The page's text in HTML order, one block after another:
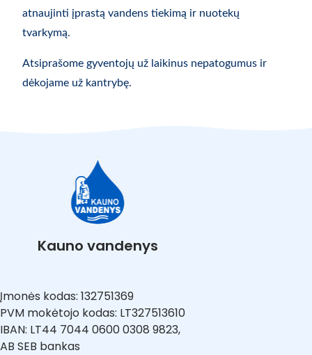
atnaujinti įprastą vandens tiekimą ir nuotekų
tvarkymą.
Atsiprašome gyventojų už laikinus nepatogumus ir
dėkojame už kantrybę.
Kauno vandenys
Įmonės kodas: 132751369
PVM mokėtojo kodas: LT327513610
IBAN: LT44 7044 0600 0308 9823,
AB SEB bankas